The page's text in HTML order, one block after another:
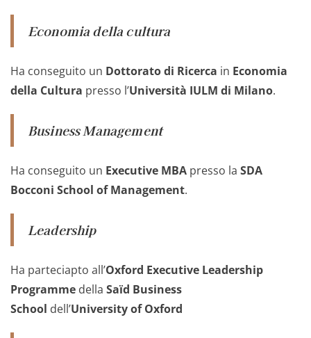
Economia della cultura
Ha conseguito un Dottorato di Ricerca in Economia
della Cultura presso l’Università IULM di Milano.
Business Management
Ha conseguito un Executive MBA presso la SDA
Bocconi School of Management.
Leadership
Ha parteciapto all’Oxford Executive Leadership
Programme della Saïd Business
School dell’University of Oxford